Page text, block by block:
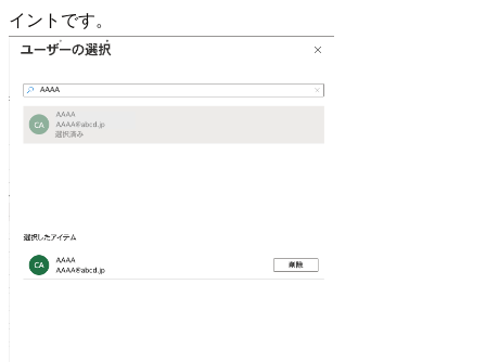
イントです。